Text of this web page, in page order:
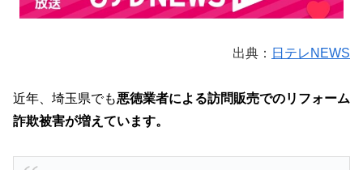
出典： 日テレNEWS
近年、埼玉県でも悪徳業者による訪問販売でのリフォーム
詐欺被害が増えています。